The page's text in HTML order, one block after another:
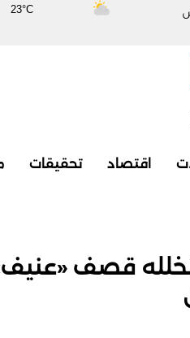
23°C
اقتصاد تحقيقات
قصف